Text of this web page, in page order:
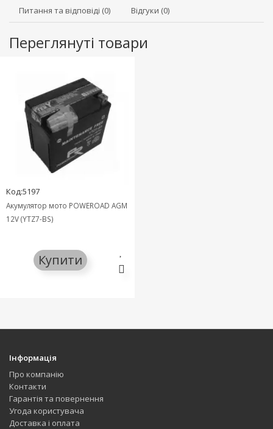
Питання та відповіді (0)
Відгуки (0)
Переглянуті товари
Код:5197
Акумулятор мото POWEROAD AGM
12V (YTZ7-BS)
Купити
Інформація
Про компанію
Контакти
Гарантія та повернення
Угода користувача
Доставка і оплата